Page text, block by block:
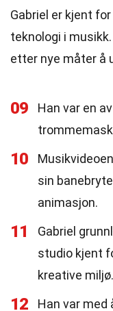
Gabriel er kjent
teknologi i
etter nye måter å
09
Han var en
10
sin
animasjon.
11
Gabriel
studio kjent
kreative miljø.
12
Han var med